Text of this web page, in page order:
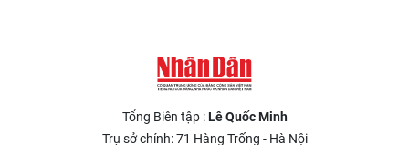
Tổng Biên tập :Lê Quốc Minh
Trụ sở chính: 71 Hàng Trống - Hà Nội